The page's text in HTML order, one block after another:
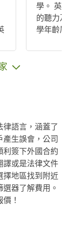
學。 英
的聽力及
學年齡層
期配合，
觸英語環
況而定）
生活的關
樂，另學
也以自身
教學 等。
律語言，涵蓋了
生誤會，公司
利簽下外國合約
譯或是法律文件
擇地區找到附近
器了解費用。
！